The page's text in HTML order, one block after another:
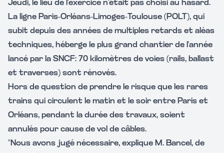
Jeudi, le lieu de l'exercice n'était pas choisi au hasard.
La ligne Paris-Orléans-Limoges-Toulouse (POLT), qui
subit depuis des années de multiples retards et aléas
techniques, héberge le plus grand chantier de l'année
lancé par la SNCF: 70 kilomètres de voies (rails, ballast
et traverses) sont rénovés.
Hors de question de prendre le risque que les rares
trains qui circulent le matin et le soir entre Paris et
Orléans, pendant la durée des travaux, soient
annulés pour cause de vol de câbles.
"Nous avons jugé nécessaire, explique M. Bancel, de